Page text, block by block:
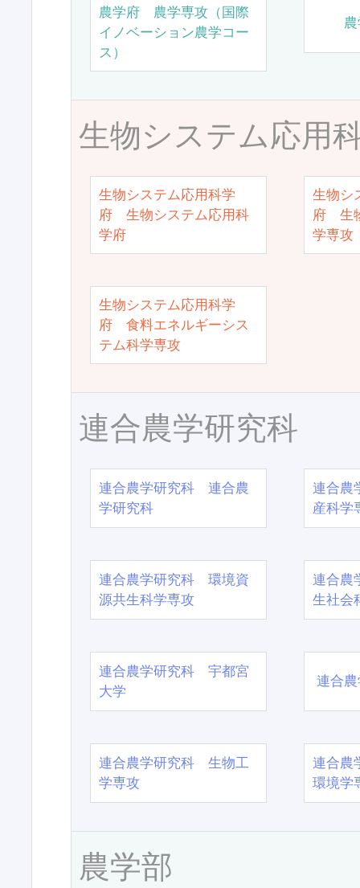
農学府 農学専攻（国際
イノベーション農学コー
ス）
生物システム応用
生物システム応用科学
府 生物システム応用科
学府
生物シ
府 生
学専攻
生物システム応用科学
府 食料エネルギーシス
テム科学専攻
連合農学研究科
連合農学研究科 連合農
学研究科
連合農
産科学
連合農学研究科 環境資
源共生科学専攻
連合農
生社会
連合農学研究科 宇都宮
大学
連合
連合農学研究科 生物工
学専攻
連合農
環境学
農学部